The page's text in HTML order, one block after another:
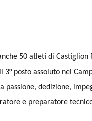
50 atleti di
3° posto assoluto nei
dedizione,
e preparatore